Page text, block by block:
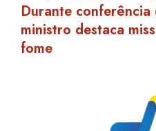
Durante
ministro destaca
fome